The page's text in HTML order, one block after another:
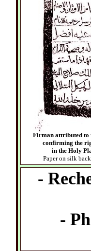
Firman attributed to
confirming the
in the Holy
Paper on silk
-
-